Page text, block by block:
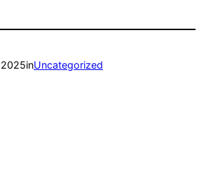
inUncategorized